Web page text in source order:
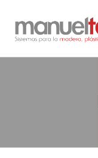
SERVICIOS